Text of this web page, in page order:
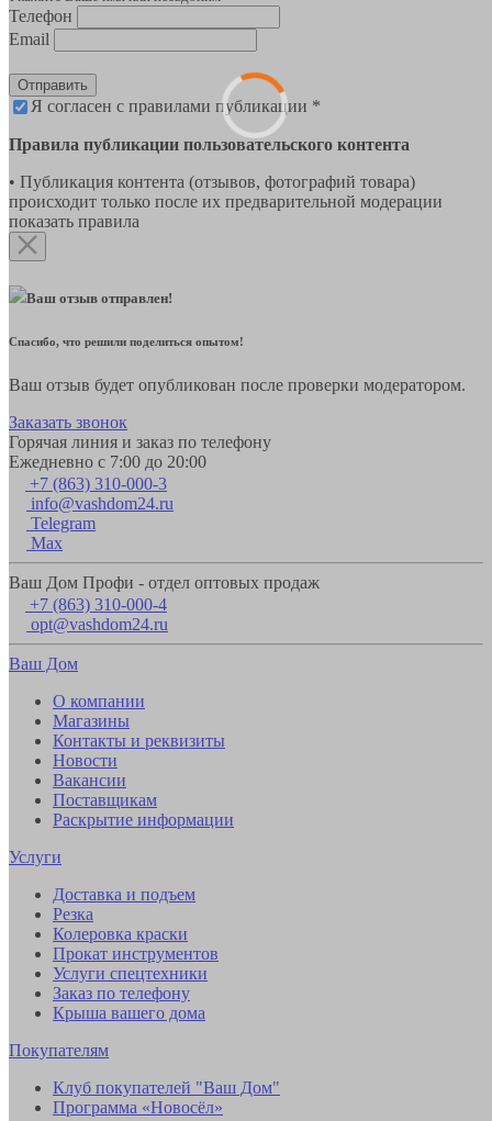
Телефон
Email
Отправить
Я согласен с правилами публикации *
Правила публикации пользовательского контента
• Публикация контента (отзывов, фотографий товара)
происходит только после их предварительной модерации
показать правила
Ваш отзыв отправлен!
Спасибо, что решили поделиться опытом!
Ваш отзыв будет опубликован после проверки модератором.
Заказать звонок
Горячая линия и заказ по телефону
Ежедневно с 7:00 до 20:00
+7 (863) 310-000-3
info@vashdom24.ru
Telegram
Max
Ваш Дом Профи - отдел оптовых продаж
+7 (863) 310-000-4
opt@vashdom24.ru
Ваш Дом
О компании
Магазины
Контакты и реквизиты
Новости
Вакансии
Поставщикам
Раскрытие информации
Услуги
Доставка и подъем
Резка
Колеровка краски
Прокат инструментов
Услуги спецтехники
Заказ по телефону
Крыша вашего дома
Покупателям
Клуб покупателей "Ваш Дом"
Программа «Новосёл»